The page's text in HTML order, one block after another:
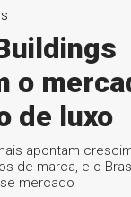
o
de luxo
apontam
de marca, e o
mercado